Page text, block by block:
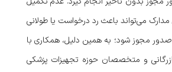
مدارک می‌تواند باعث رد درخواست یا طولانی
مجوز شود؛ به همین دلیل، همکاری با
و متخصصان حوزه تجهیزات پزشکی